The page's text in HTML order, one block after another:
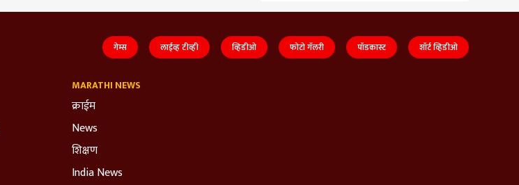
गेम्स लाईव्ह टीव्ही व्हिडीओ फोटो गॅलरी पॉडकास्ट शॉर्ट व्हिडीओ
MARATHI NEWS
क्राईम
News
शिक्षण
India News